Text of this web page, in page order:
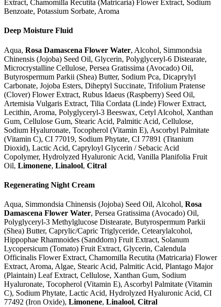
Extract, Chamomilla Recutita (Matricaria) Flower Extract, Sodium
Benzoate, Potassium Sorbate, Aroma
Deep Moisture Fluid
Aqua, Rosa Damascena Flower Water, Alcohol, Simmondsia
Chinensis (Jojoba) Seed Oil, Glycerin, Polyglyceryl-6 Distearate,
Microcrystalline Cellulose, Persea Gratissima (Avocado) Oil,
Butyrospermum Parkii (Shea) Butter, Sodium Pca, Dicaprylyl
Carbonate, Jojoba Esters, Diheptyl Succinate, Trifolium Pratense
(Clover) Flower Extract, Rubus Idaeus (Raspberry) Seed Oil,
Artemisia Vulgaris Extract, Tilia Cordata (Linde) Flower Extract,
Lecithin, Aroma, Polyglyceryl-3 Beeswax, Cetyl Alcohol, Xanthan
Gum, Cellulose Gum, Stearic Acid, Palmitic Acid, Cellulose,
Sodium Hyaluronate, Tocopherol (Vitamin E), Ascorbyl Palmitate
(Vitamin C), CI 77019, Sodium Phytate, CI 77891 (Titanium
Dioxid), Lactic Acid, Capryloyl Glycerin / Sebacic Acid
Copolymer, Hydrolyzed Hyaluronic Acid, Vanilla Planifolia Fruit
Oil, Limonene, Linalool, Citral
Regenerating Night Cream
Aqua, Simmondsia Chinensis (Jojoba) Seed Oil, Alcohol, Rosa
Damascena Flower Water, Persea Gratissima (Avocado) Oil,
Polyglyceryl-3 Methylglucose Distearate, Butyrospermum Parkii
(Shea) Butter, Caprylic/Capric Triglyceride, Cetearylalcohol,
Hippophae Rhamnoides (Sanddorn) Fruit Extract, Solanum
Lycopersicum (Tomato) Fruit Extract, Glycerin, Calendula
Officinalis Flower Extract, Chamomilla Recutita (Matricaria) Flower
Extract, Aroma, Algae, Stearic Acid, Palmitic Acid, Plantago Major
(Plaintain) Leaf Extract, Cellulose, Xanthan Gum, Sodium
Hyaluronate, Tocopherol (Vitamin E), Ascorbyl Palmitate (Vitamin
C), Sodium Phytate, Lactic Acid, Hydrolyzed Hyaluronic Acid, CI
77492 (Iron Oxide), Limonene, Linalool, Citral